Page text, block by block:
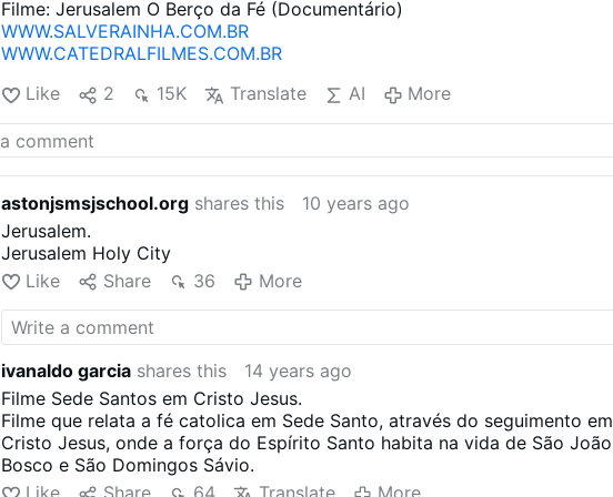
Filme: Jerusalem O Berço da Fé (Documentário)
WWW.SALVERAINHA.COM.BR
WWW.CATEDRALFILMES.COM.BR
Like
2 15K Translate AI More
astonjsmsjschool.org shares this
10 years ago
Jerusalem.
Jerusalem Holy City
Like
Share 36 More
ivanaldo garcia shares this
14 years ago
Filme Sede Santos em Cristo Jesus.
Filme que relata a fé catolica em Sede Santo, através do seguimento em
Cristo Jesus, onde a força do Espírito Santo habita na vida de São João
Bosco e São Domingos Sávio.
Like
Share 64 Translate More